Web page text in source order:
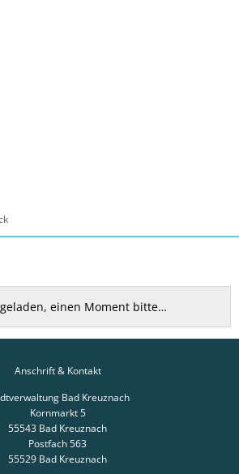
einen Moment bitte…
Anschrift & Kontakt
Bad Kreuznach
Kornmarkt 5
55543 Bad Kreuznach
Postfach 563
55529 Bad Kreuznach